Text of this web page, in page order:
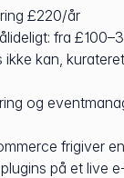
£220/år
fra
kan,
og
frigiver
på et live